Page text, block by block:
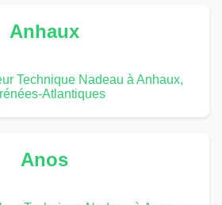
Anhaux
Technique Nadeau à Anhaux,
Atlantiques
Anos